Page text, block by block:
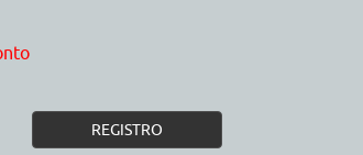
REGISTRO